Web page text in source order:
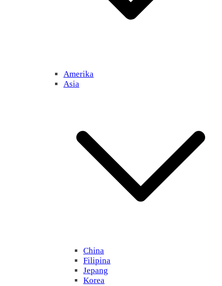
Amerika
Asia
China
Filipina
Jepang
Korea